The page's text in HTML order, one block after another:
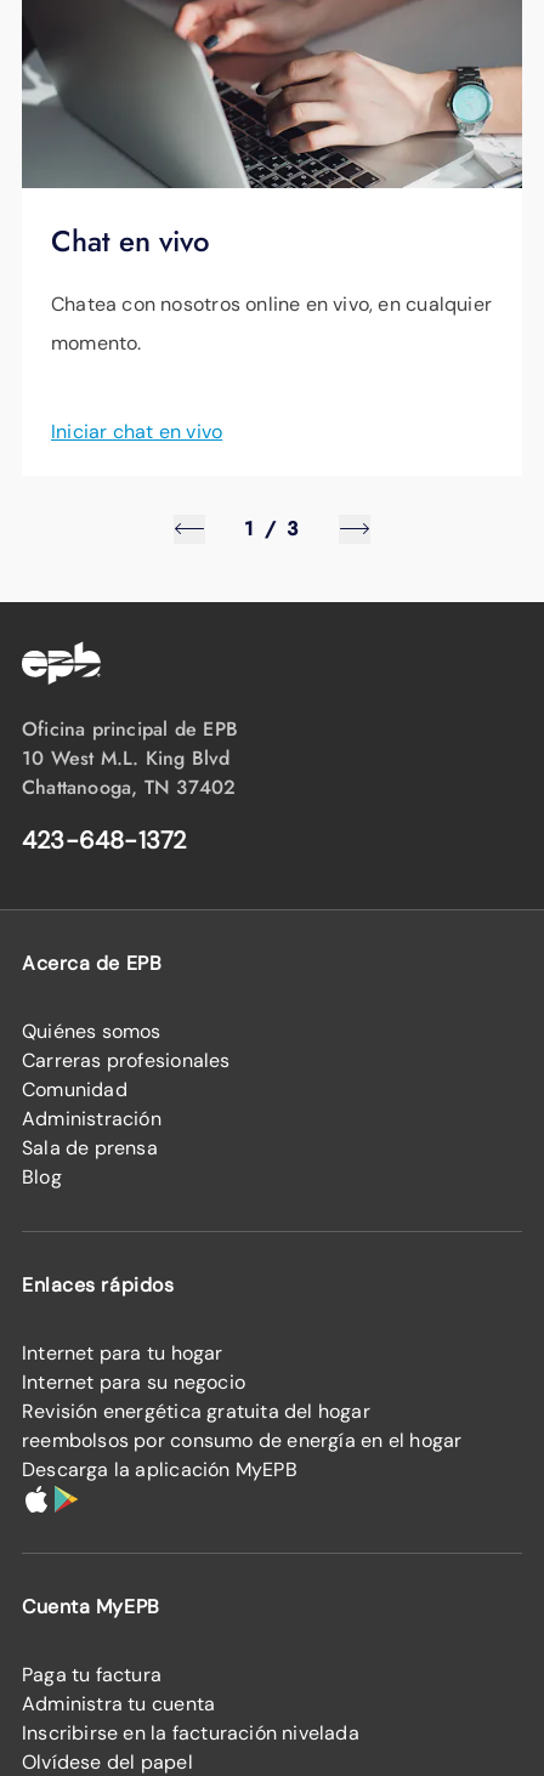
Chat en vivo
Chatea con nosotros online en vivo, en cualquier
momento.
Iniciar chat en vivo
1 / 3
Oficina principal de EPB
10 West M.L. King Blvd
Chattanooga, TN 37402
423-648-1372
Acerca de EPB
Quiénes somos
Carreras profesionales
Comunidad
Administración
Sala de prensa
Blog
Enlaces rápidos
Internet para tu hogar
Internet para su negocio
Revisión energética gratuita del hogar
reembolsos por consumo de energía en el hogar
Descarga la aplicación MyEPB
Cuenta MyEPB
Paga tu factura
Administra tu cuenta
Inscribirse en la facturación nivelada
Olvídese del papel